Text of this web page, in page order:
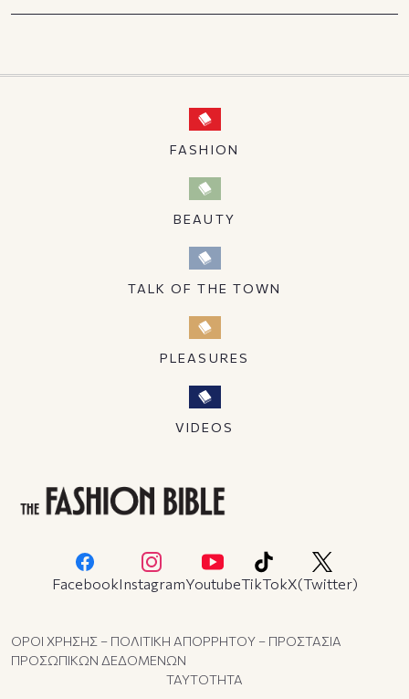
FASHION
BEAUTY
TALK OF THE TOWN
PLEASURES
VIDEOS
FacebookInstagramYoutubeTikTokX(Twitter)
ΟΡΟΙ ΧΡΗΣΗΣ – ΠΟΛΙΤΙΚΗ ΑΠΟΡΡΗΤΟΥ – ΠΡΟΣΤΑΣΙΑ
ΠΡΟΣΩΠΙΚΩΝ ΔΕΔΟΜΕΝΩΝ
ΤΑΥΤΟΤΗΤΑ